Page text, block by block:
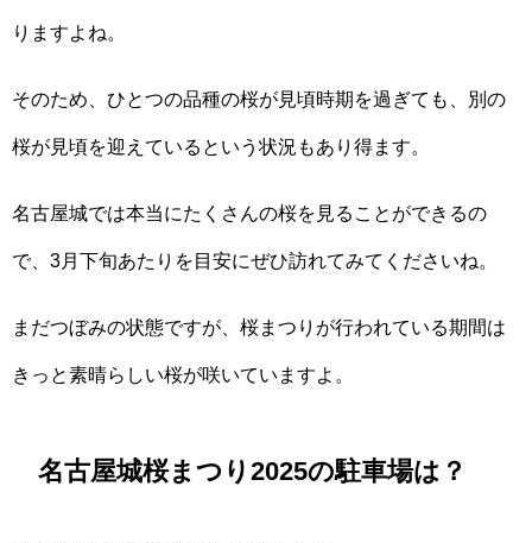
りますよね。
そのため、ひとつの品種の桜が見頃時期を過ぎても、別の
桜が見頃を迎えているという状況もあり得ます。
名古屋城では本当にたくさんの桜を見ることができるの
で、3月下旬あたりを目安にぜひ訪れてみてくださいね。
まだつぼみの状態ですが、桜まつりが行われている期間は
きっと素晴らしい桜が咲いていますよ。
名古屋城桜まつり2025の駐車場は？